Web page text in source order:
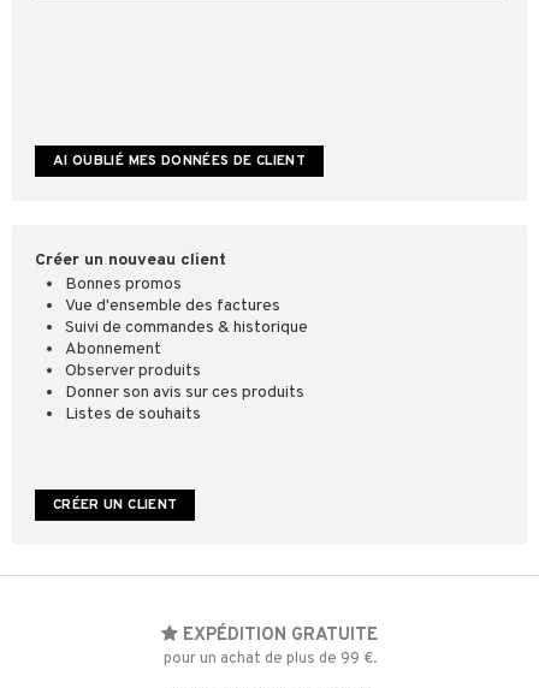
Créer un nouveau client
Bonnes promos
Vue d'ensemble des factures
Suivi de commandes & historique
Abonnement
Observer produits
Donner son avis sur ces produits
Listes de souhaits
CRÉER UN CLIENT
EXPÉDITION GRATUITE
pour un achat de plus de 99 €.